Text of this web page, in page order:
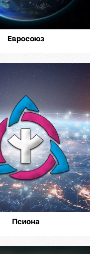
Евросоюз
Псиона